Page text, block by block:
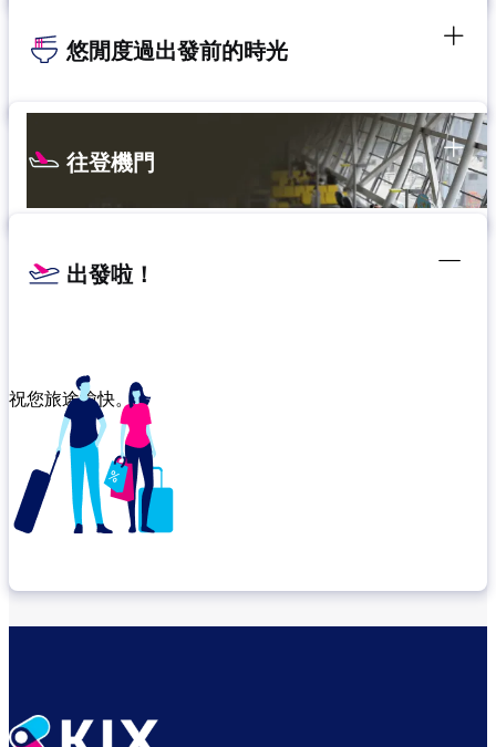
悠閒度過出發前的時光
往登機門
出發啦！
祝您旅途愉快。